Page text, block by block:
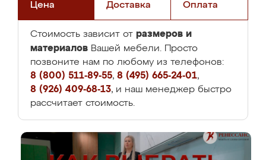
Цена Доставка Оплата
Стоимость зависит от размеров и
материалов Вашей мебели. Просто
позвоните нам по любому из телефонов:
8 (800) 511-89-55, 8 (495) 665-24-01,
8 (926) 409-68-13, и наш менеджер быстро
рассчитает стоимость.